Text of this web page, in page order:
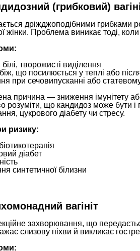
(грибковий)
дріжджоподібними грибками
жінки. Проблема виникає тоді,
білі, творожисті виділення
що посилюється у теплі або
при сечовипусканні або статевому
причина — зниження імунітету
розуміти, що кандидоз може бути
цукрового діабету чи стресу.
ризику:
діабет
синтетичної білизни
вагініт
захворювання, що
слизову піхви й викликає